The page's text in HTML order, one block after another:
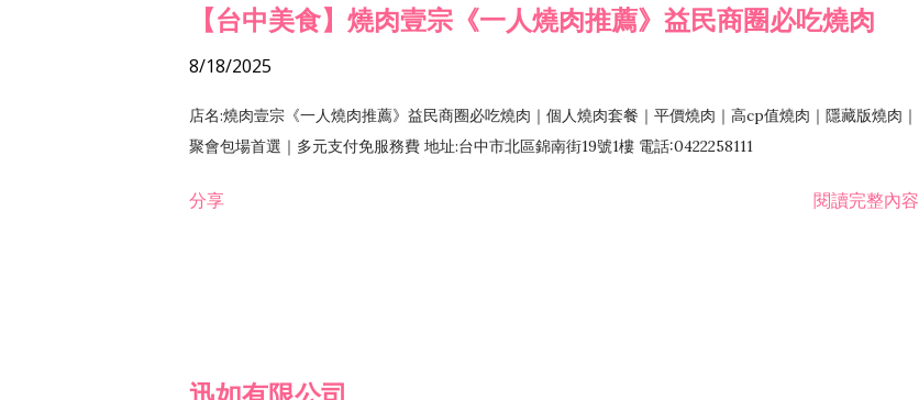
【台中美食】燒肉壹宗《一人燒肉推薦》益民商圈必吃燒肉
8/18/2025
店名:燒肉壹宗《一人燒肉推薦》益民商圈必吃燒肉｜個人燒肉套餐｜平價燒肉｜高cp值燒肉｜隱藏版燒肉｜
聚會包場首選｜多元支付免服務費 地址:台中市北區錦南街19號1樓 電話:0422258111
分享 閱讀完整內容